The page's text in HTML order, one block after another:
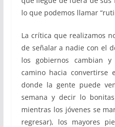
lo que podemos llamar
La crítica que realizamos
de señalar a nadie con el
los gobiernos cambian
camino hacia convertirse
donde la gente puede
semana y decir lo
mientras los jóvenes se
regresar), los mayores